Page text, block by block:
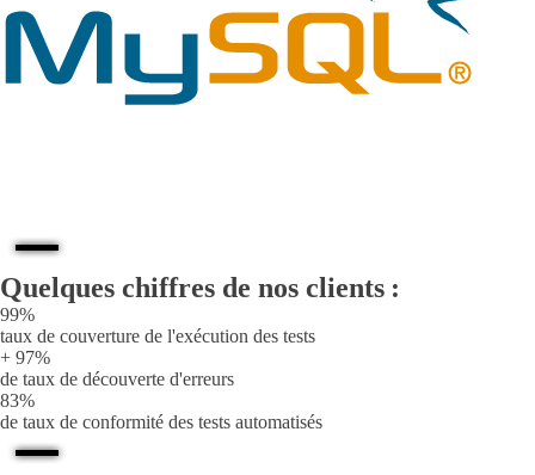
Quelques chiffres de nos clients :
99%
taux de couverture de l'exécution des tests
+ 97%
de taux de découverte d'erreurs
83%
de taux de conformité des tests automatisés